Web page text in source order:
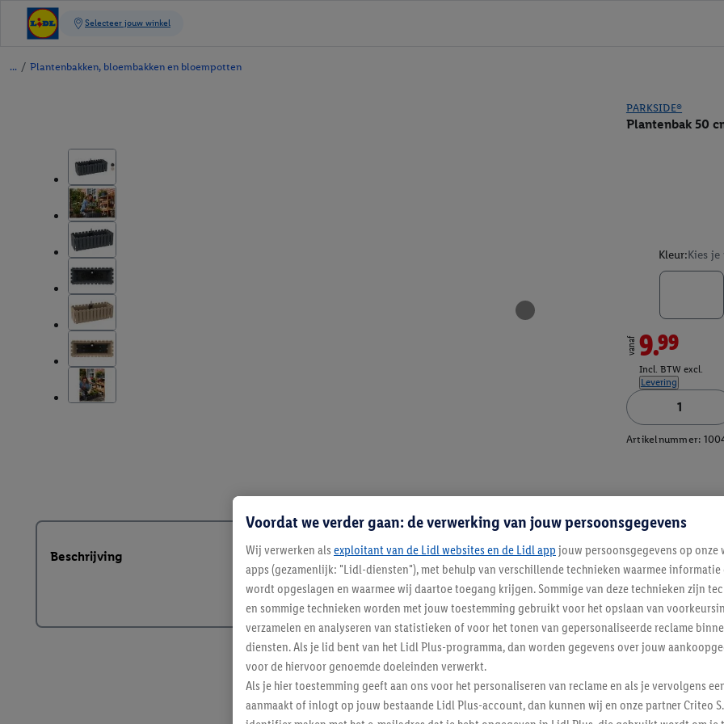
/ Plantenbakken, bloembakken en bloempotten
PARKSIDE®
Plantenbak 50
Kleur:Kies
vanaf 9.99
Incl. BTW excl.
Levering
Artikelnummer:
Beschrijving
Voordat we verder gaan: de verwerking van jouw persoonsgegevens
Wij verwerken als exploitant van de Lidl websites en de Lidl app jouw persoonsgegevens op onze
apps (gezamenlijk: "Lidl-diensten"), met behulp van verschillende technieken waarmee
wordt opgeslagen en waarmee wij daartoe toegang krijgen. Sommige van deze technieken zijn
en sommige technieken worden met jouw toestemming gebruikt voor het opslaan van
verzamelen en analyseren van statistieken of voor het tonen van gepersonaliseerde reclame
diensten. Als je lid bent van het Lidl Plus-programma, dan worden gegevens over jouw
voor de hiervoor genoemde doeleinden verwerkt.
Als je hier toestemming geeft aan ons voor het personaliseren van reclame en als je vervolgens
aanmaakt of inlogt op jouw bestaande Lidl Plus-account, dan kunnen wij en onze partner Criteo